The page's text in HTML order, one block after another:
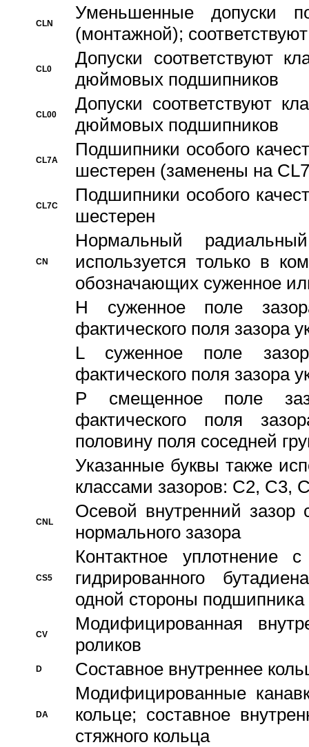
CLN
Уменьшенные
(монтажной);
CL0
Допуски соответствуют
дюймовых подшипников
CL00
Допуски соответствуют
дюймовых подшипников
CL7A
Подшипники особого
шестерен (заменены на
CL7C
Подшипники особого
шестерен
CN
Hормальный
используется только в
обозначающих суженное
H суженное поле
фактического поля зазора
L суженное поле
фактического поля зазора
P смещенное поле
фактического поля
половину поля соседней
Указанные буквы также
классами зазоров: С2,
CNL
Осевой внутренний зазор
нормального зазора
CS5
Контактное уплотнение
гидрированного
одной стороны подшипника
CV
Модифицированная
роликов
D Составное внутреннее
DA
Модифицированные
кольце; составное
стяжного кольца